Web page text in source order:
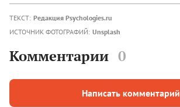
ТЕКСТ: Редакция Psychologies.ru
ИСТОЧНИК ФОТОГРАФИЙ: Unsplash
Комментарии 0
Написать комментарий